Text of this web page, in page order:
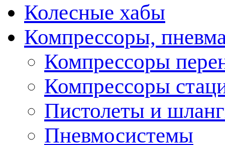
Колесные хабы
Компрессоры,
Компрессоры
Компрессоры
Пистолеты и
Пневмосистемы